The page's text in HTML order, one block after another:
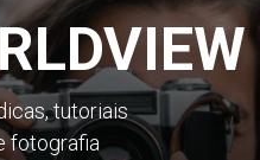
tutoriais
fotografia